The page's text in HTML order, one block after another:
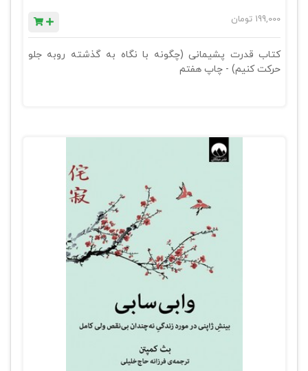
199,000 تومان
کتاب قدرت پشیمانی (چگونه با نگاه به گذشته روبه جلو
حرکت کنیم) - چاپ هفتم